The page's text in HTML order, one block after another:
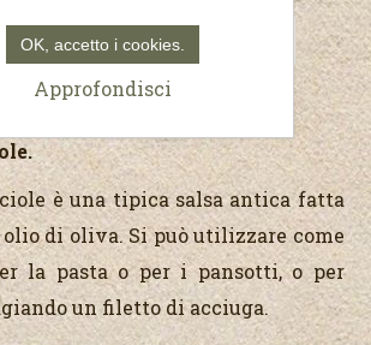
è una tipica salsa antica fatta
di oliva. Si può utilizzare come
la pasta o per i pansotti, o per
un filetto di acciuga.
OK, accetto i cookies.
Approfondisci